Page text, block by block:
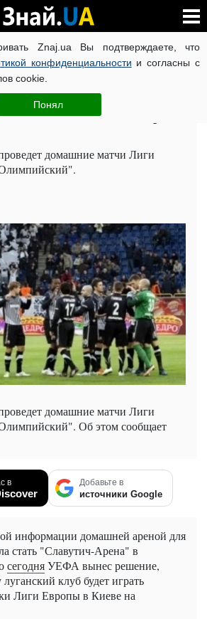
Znaj.ua Вы подтверждаете, что
конфиденциальности и согласны с
cookie.
Понял
ПРОТИВ УКРАИНЫ КОРОНАВИРУС В
ЧИТАТИ УКРАЇНСЬКОЮ
НСК "Олимпийский" на время
домашние матчи Лиги
домашние матчи Лиги
Об этом сообщает
в Добавьте в
источники Google
информации домашней ареной для
стать "Славутич-Арена" в
сегодняУЕФА вынес решение,
клуб будет играть
Лиги Европы в Киеве на